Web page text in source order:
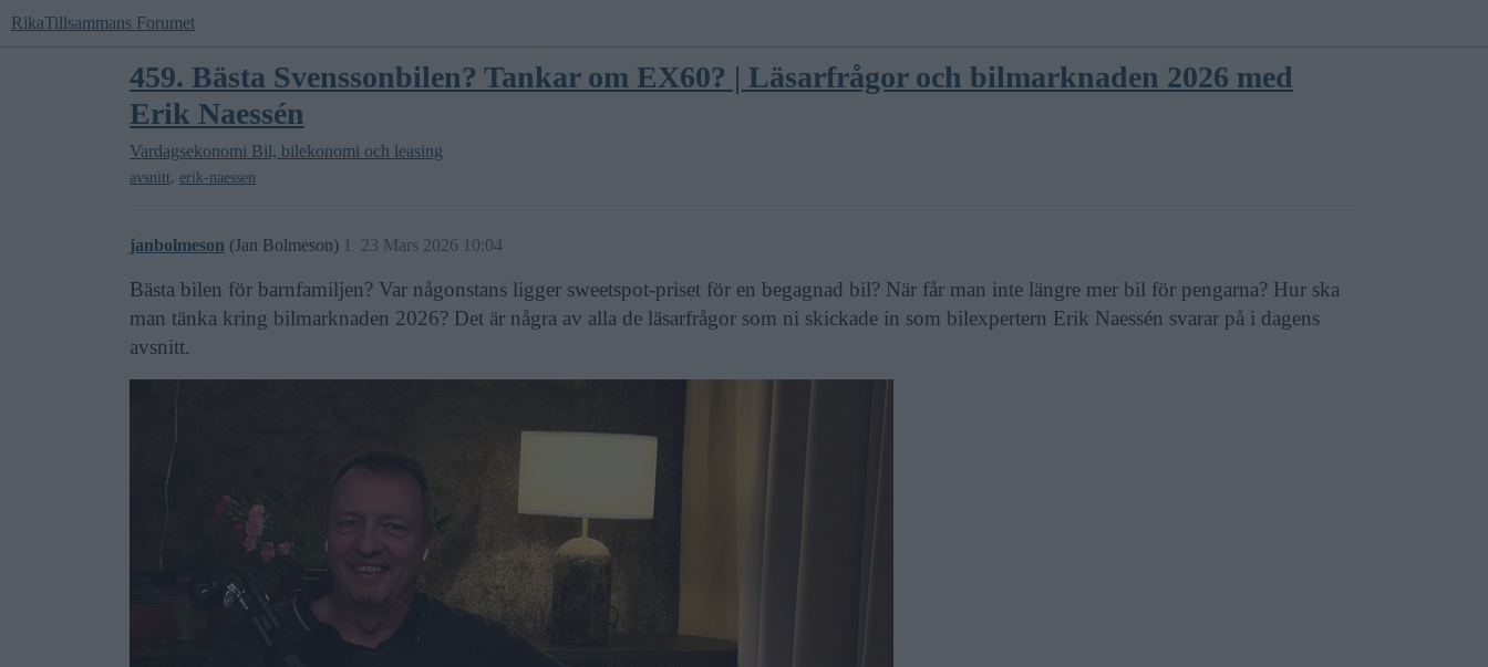
RikaTillsammans Forumet
459. Bästa Svenssonbilen? Tankar om EX60? | Läsarfrågor och bilmarknaden 2026 med
Erik Naessén
Vardagsekonomi Bil, bilekonomi och leasing
avsnitt, erik-naessen
janbolmeson (Jan Bolmeson) 23 Mars 2026 10:04
1
Bästa bilen för barnfamiljen? Var någonstans ligger sweetspot-priset för en begagnad bil? När får man inte längre mer bil för pengarna? Hur ska
man tänka kring bilmarknaden 2026? Det är några av alla de läsarfrågor som ni skickade in som bilexpertern Erik Naessén svarar på i dagens
avsnitt.